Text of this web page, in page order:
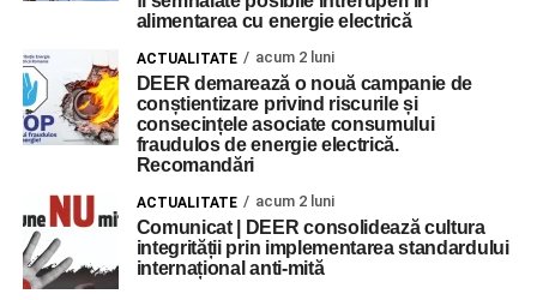
alimentarea cu energie electrică
ACTUALITATE acum 2 luni
DEER demarează o nouă campanie de
conștientizare privind riscurile și
consecințele asociate consumului
fraudulos de energie electrică.
Recomandări
ACTUALITATE acum 2 luni
Comunicat | DEER consolidează cultura
integrității prin implementarea standardului
internațional anti-mită